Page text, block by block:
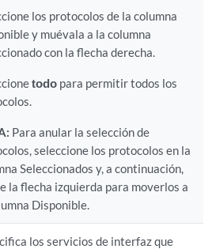
los protocolos de la columna
y muévala a la columna
con la flecha derecha.
todo para permitir todos los
Para anular la selección de
seleccione los protocolos en la
Seleccionados y, a continuación,
la flecha izquierda para moverlos a
Disponible.
los servicios de interfaz que